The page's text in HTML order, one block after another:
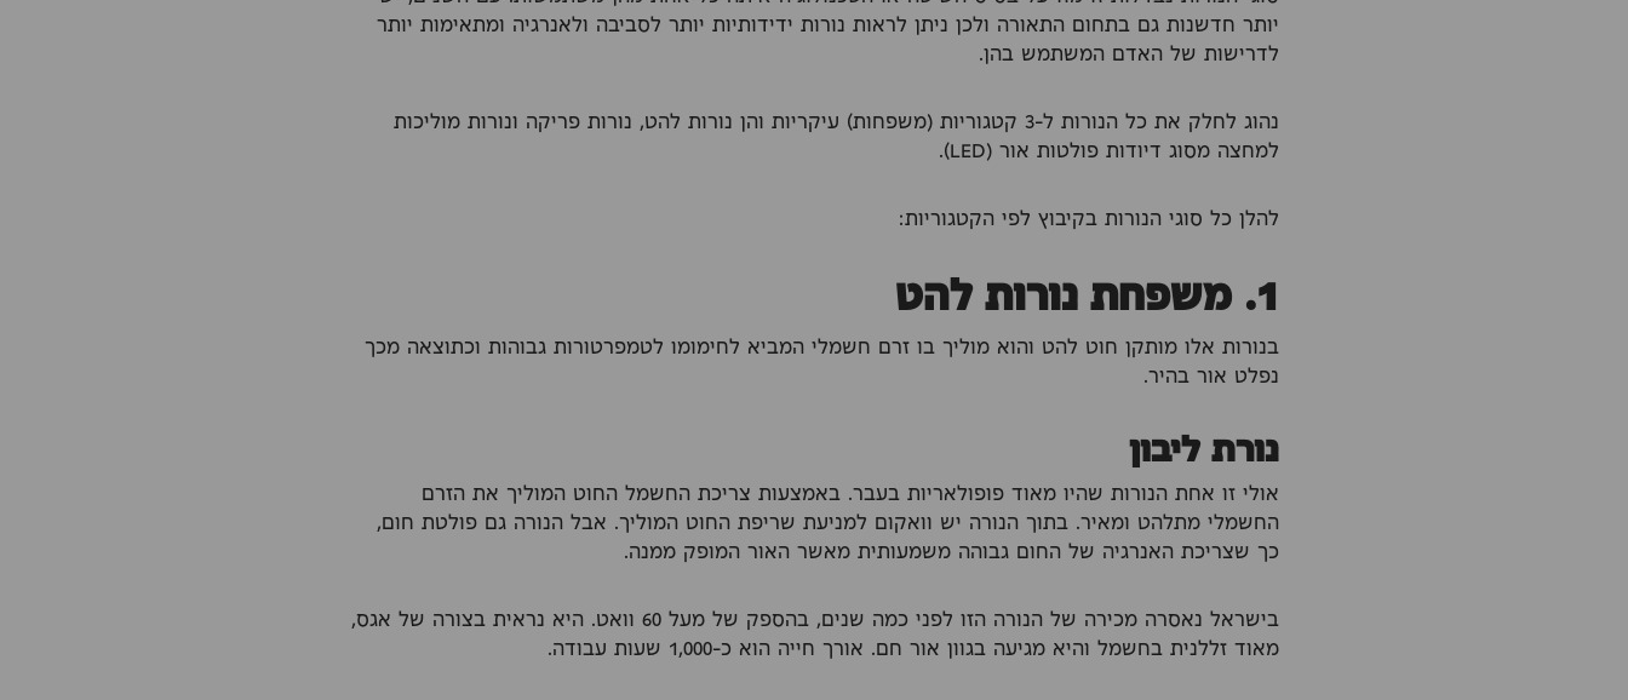
יותר חדשנות גם בתחום התאורה ולכן ניתן לראות נורות ידידותיות יותר לסביבה ולאנרגיה ומתאימות יותר
לדרישות של האדם המשתמש בהן.
נהוג לחלק את כל הנורות ל-3 קטגוריות (משפחות) עיקריות והן נורות להט, נורות פריקה ונורות מוליכות
למחצה מסוג דיודות פולטות אור (LED).
להלן כל סוגי הנורות בקיבוץ לפי הקטגוריות:
1. משפחת נורות להט
בנורות אלו מותקן חוט להט והוא מוליך בו זרם חשמלי המביא לחימומו לטמפרטורות גבוהות וכתוצאה מכך
נפלט אור בהיר.
נורת ליבון
אולי זו אחת הנורות שהיו מאוד פופולאריות בעבר. באמצעות צריכת החשמל החוט המוליך את הזרם
החשמלי מתלהט ומאיר. בתוך הנורה יש וואקום למניעת שריפת החוט המוליך. אבל הנורה גם פולטת חום,
כך שצריכת האנרגיה של החום גבוהה משמעותית מאשר האור המופק ממנה.
בישראל נאסרה מכירה של הנורה הזו לפני כמה שנים, בהספק של מעל 60 וואט. היא נראית בצורה של אגס,
מאוד זללנית בחשמל והיא מגיעה בגוון אור חם. אורך חייה הוא כ-1,000 שעות עבודה.